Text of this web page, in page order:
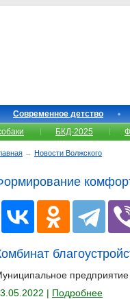
Современное детство
БКД-2025
→ Новости Волжского
| Подробнее